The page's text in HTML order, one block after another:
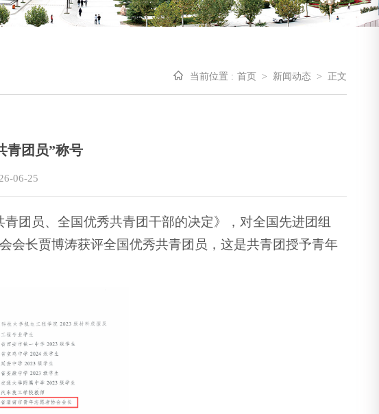
当前位置 : 首页 > 新闻动态 > 正文
青团员”称号
06-25
团员、全国优秀共青团干部的决定》，对全国先进团组
会长贾博涛获评全国优秀共青团员，这是共青团授予青年